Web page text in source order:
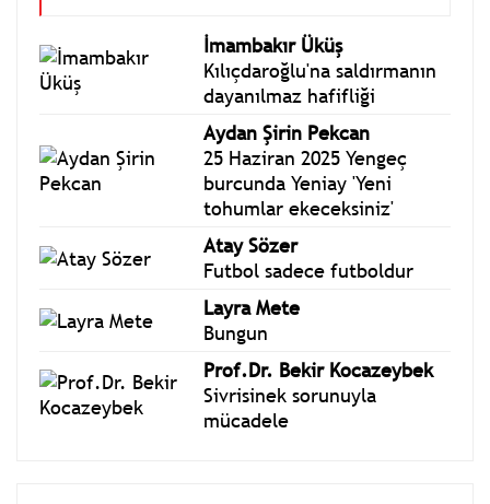
İmambakır Üküş
Kılıçdaroğlu'na saldırmanın
dayanılmaz hafifliği
Aydan Şirin Pekcan
25 Haziran 2025 Yengeç
burcunda Yeniay 'Yeni
tohumlar ekeceksiniz'
Atay Sözer
Futbol sadece futboldur
Layra Mete
Bungun
Prof.Dr. Bekir Kocazeybek
Sivrisinek sorunuyla
mücadele